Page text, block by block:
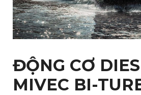
ĐỘNG CƠ
MIVEC BI-